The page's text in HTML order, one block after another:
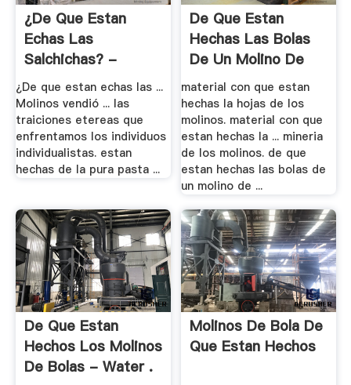
¿De Que Estan
Echas Las
Salchichas? -
Taringa!
¿De que estan echas las ...
Molinos vendió ... las
traiciones etereas que
enfrentamos los individuos
individualistas. estan
hechas de la pura pasta ...
De Que Estan
Hechas Las Bolas
De Un Molino De
Bolas
material con que estan
hechas la hojas de los
molinos. material con que
estan hechas la ... mineria
de los molinos. de que
estan hechas las bolas de
un molino de ...
De Que Estan
Hechos Los Molinos
De Bolas - Water .
Molinos De Bola De
Que Estan Hechos